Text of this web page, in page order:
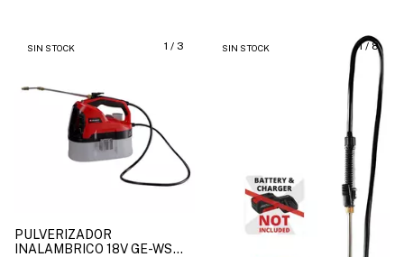
1 / 3
SIN STOCK
PULVERIZADOR
INALAMBRICO 18V GE-WS
1/8
SIN STOCK